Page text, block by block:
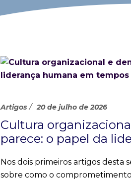
Artigos 20 de julho de 2026
Cultura
parece: o papel da
Nos dois primeiros artigos
sobre como o